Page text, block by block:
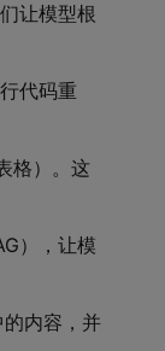
让模型根
代码重
格）。这
），让模
内容，并